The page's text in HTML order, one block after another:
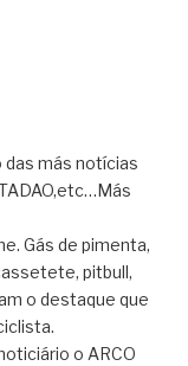
más notícias
Gás de pimenta,
pitbull,
o destaque que
o ARCO